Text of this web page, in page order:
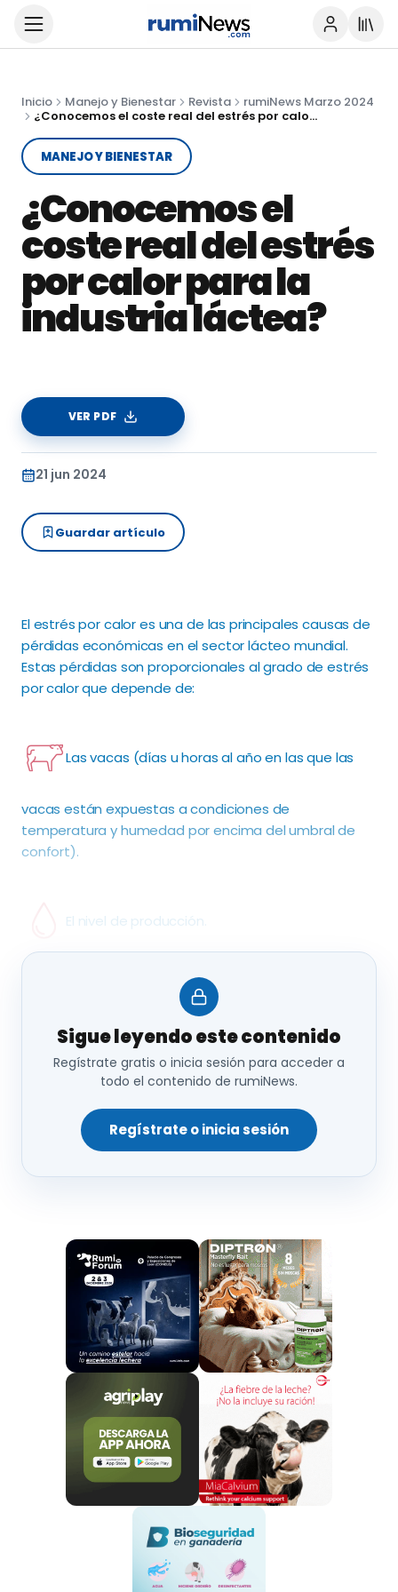
Inicio Manejo y Bienestar Revista
rumiNews Marzo 2024
¿Conocemos el coste real del estrés por calor para la industria láctea?
MANEJO Y BIENESTAR
¿Conocemos el
coste real del estrés
por calor para la
industria láctea?
VER PDF
21 jun 2024
Guardar artículo
El estrés por calor es una de las principales causas de
pérdidas económicas en el sector lácteo mundial.
Estas pérdidas son proporcionales al grado de estrés
por calor que depende de:
Las vacas (días u horas al año en las que las
vacas están expuestas a condiciones de
temperatura y humedad por encima del umbral de
confort).
El nivel de producción.
Prácticas nutricionales y de manejo.
¡La respuesta por el momento es que no!
La literatura publicada hasta ahora trata que pueden
causar estas pérdidas, pero no se ha realizado una
cuantificación y evaluación económica de las
pérdidas totales bajo diferentes condiciones
climáticas y tipos de sistemas de producción.
Es importante contar con estos datos para
convencer a los productores e instituciones lecheras
de que tomen medidas e inviertan en la
implementación de medios de mitigación del
y enfrenten el problema del estrés por calor.
Es más efectivo convencer a los ganaderos para que
Sigue leyendo este contenido
Regístrate gratis o inicia sesión para acceder a
todo el contenido de rumiNews.
Regístrate o inicia sesión